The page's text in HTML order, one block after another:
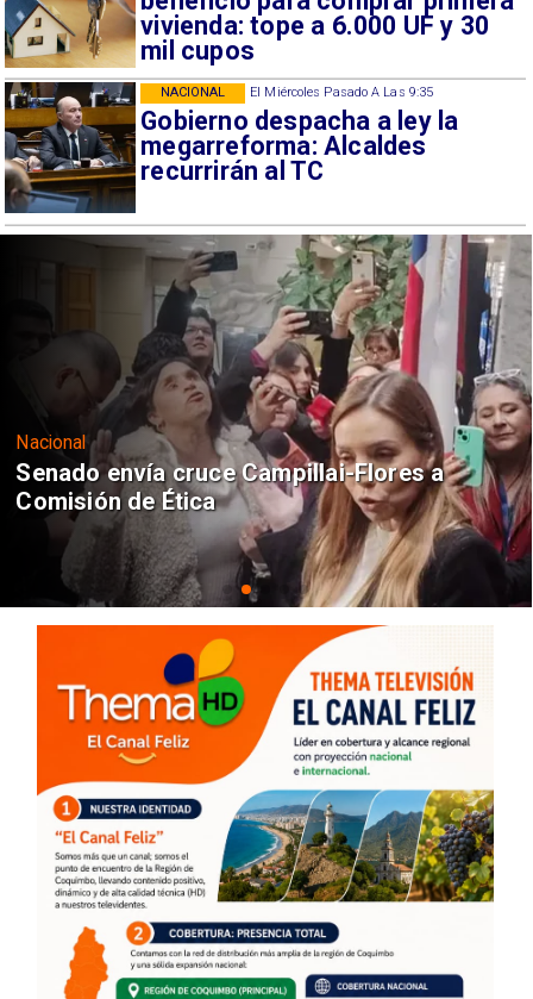
vivienda: tope a 6.000 UF y 30
mil cupos
El Miércoles Pasado A Las 9:35
Gobierno despacha a ley la
megarreforma: Alcaldes
recurrirán al TC
NACIONAL
Nacional
Senado envía cruce Campillai-Flores a
Comisión de Ética